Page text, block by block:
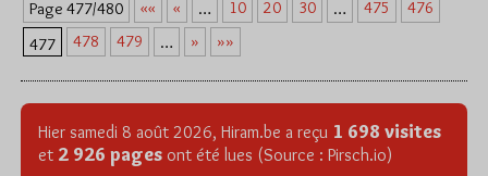
Page 477/480 «« « … 10 20 30 … 475
476
477
478 479 … » »»
Hier samedi 8 août 2026, Hiram.be a reçu 1 698 visites
et 2 926 pages ont été lues (Source : Pirsch.io)